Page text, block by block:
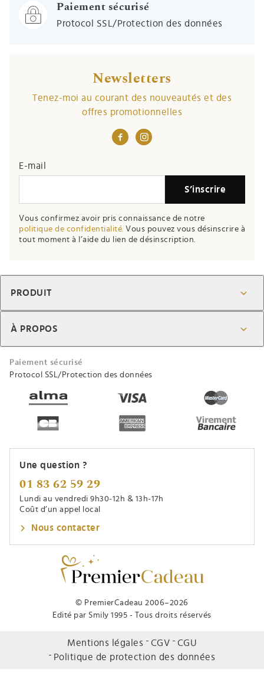
Paiement sécurisé
Protocol SSL/Protection des données
Newsletters
Tenez-moi au courant des nouveautés et des
offres promotionnelles
E-mail
S’inscrire
Vous confirmez avoir pris connaissance de notre
politique de confidentialité. Vous pouvez vous désinscrire à
tout moment à l’aide du lien de désinscription.
© PremierCadeau 2006–2026
Edité par Smily 1995 - Tous droits réservés
PRODUIT
À PROPOS
Paiement sécurisé
Protocol SSL/Protection des données
Une question ?
01 83 62 59 29
Lundi au vendredi 9h30-12h & 13h-17h
Coût d’un appel local
Nous contacter
Mentions légales CGV
CGU
Politique de protection des données